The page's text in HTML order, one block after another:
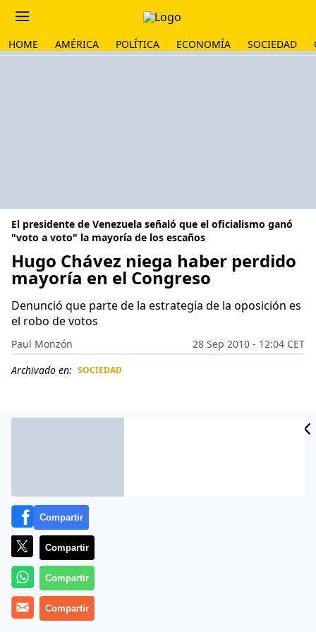
HOME AMÉRICA POLÍTICA ECONOMÍA SOCIEDAD
El presidente de Venezuela señaló que el oficialismo ganó
"voto a voto" la mayoría de los escaños
Hugo Chávez niega haber perdido
mayoría en el Congreso
Denunció que parte de la estrategia de la oposición es
el robo de votos
Paul Monzón
28 Sep 2010 - 12:04 CET
Archivado en: SOCIEDAD
El presidente de Venezuela, Hugo Chávez, negó que
haya perdido el voto popular en las últimas elecciones
Compartir
Compartir
Compartir
Compartir